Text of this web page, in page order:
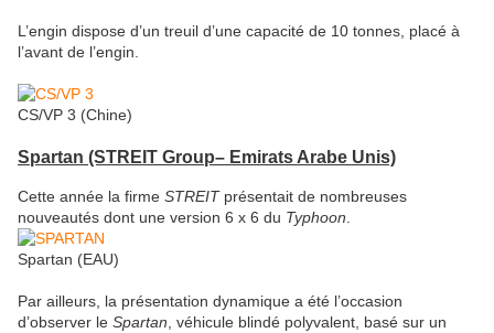
L’engin dispose d’un treuil d’une capacité de 10 tonnes, placé à
l’avant de l’engin.
CS/VP 3 (Chine)
Spartan (STREIT Group– Emirats Arabe Unis)
Cette année la firme STREITprésentait de nombreuses
nouveautés dont une version 6 x 6 du Typhoon
Spartan (EAU)
Par ailleurs, la présentation dynamique a été l’occasion
d’observer le Spartan , véhicule blindé polyvalent, basé sur un